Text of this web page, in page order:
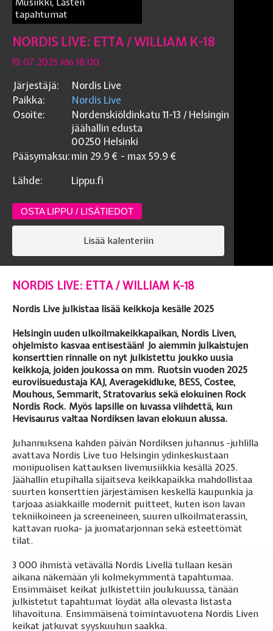
Musiikki, Lasten
tapahtumat
NORDIS LIVE: ETTA / WILLIAM K-18
19.07.2025 klo 18:00
Järjestäjä:
Nordis Live
Paikka:
Nordis Live
Osoite:
Nordenskiöldinkatu 11-13 / Helsingin
jäähallin edusta
00250 Helsinki
Pääsymaksu:min 29.9 € - max59.9 €
Lähde:
Lippu.fi
OSTA LIPPU / LISÄTIEDOT
Lisää kalenteriin
NORDIS LIVE: ETTA / WILLIAM K-18
Nordis Live julkistaa lisää keikkoja kesälle 2025
Helsingin uuden ulkoilmakeikkapaikan, Nordis Liven,
ohjelmisto kasvaa entisestään! Jo aiemmin julkaistujen
konserttien rinnalle on nyt julkistettu joukko uusia
keikkoja, joiden joukossa on mm. Ruotsin vuoden 2025
euroviisuedustaja KAJ, Averagekidluke, BESS, Costee,
Mouhous, Semmarit, Stratovarius sekä elokuinen Rock
Nordis Rock. Myös lapsille on luvassa viihdettä, kun
Hevisaurus valtaa Nordiksen lavan elokuun alussa.
Juhannuksena kahden päivän Nordiksen juhannus -juhlilla
avattava Nordis Live tuo Helsingin ydinkeskustaan
monipuolisen kattauksen livemusiikkia kesällä 2025.
Jäähallin etupihalla sijaitseva keikkapaikka mahdollistaa
suurten konserttien järjestämisen keskellä kaupunkia ja
tarjoaa asiakkaille modernit puitteet, kuten ison lavan
tekniikoineen ja screeneineen, suuren ulkoilmaterassin,
kattavan ruoka- ja juomatarjonnan sekä esteettömät
tilat.
3 000 ihmistä vetävällä Nordis Livellä tullaan kesän
aikana näkemään yli kolmekymmentä tapahtumaa.
Ensimmäiset keikat julkistettiin joulukuussa, tänään
julkistetut tapahtumat löydät alla olevasta listasta
lihavoituna. Ensimmäisenä toimintavuotena Nordis Liven
keikat jatkuvat syyskuuhun saakka.